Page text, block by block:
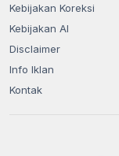
Kebijakan Koreksi
Kebijakan AI
Disclaimer
Info Iklan
Kontak